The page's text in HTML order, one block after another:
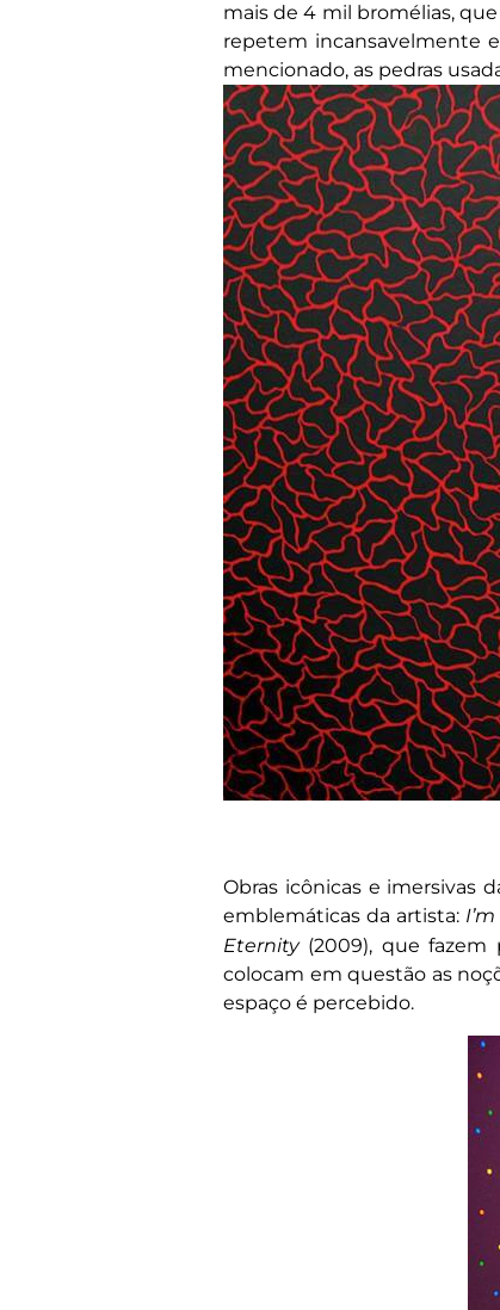
mais de 4 mil bromélias,
repetem incansavelmente
mencionado, as pedras
Obras icônicas e imersivas
emblemáticas da artista:
Eternity(2009), que fazem
colocam em questão as
espaço é percebido.